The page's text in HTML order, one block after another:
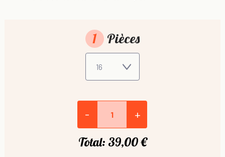
1 Pièces
- +
Total: 39,00 €